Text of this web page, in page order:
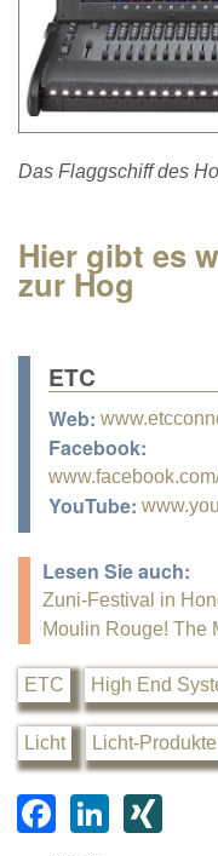
Das Flaggschiff des
Hier gibt es
zur Hog
ETC
Web:
Facebook:
YouTube:
Lesen Sie auch:
Zuni-Festival in
Moulin Rouge! The
ETC High End
Licht Licht-Produkte
F
Li